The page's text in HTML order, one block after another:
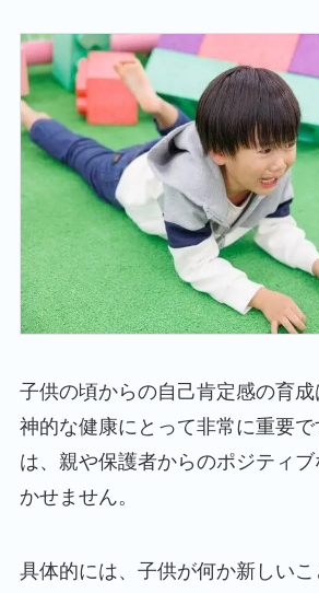
子供の頃からの自己肯定感の育
神的な健康にとって非常に重要
は、親や保護者からのポジティ
かせません。
具体的には、子供が何か新しい